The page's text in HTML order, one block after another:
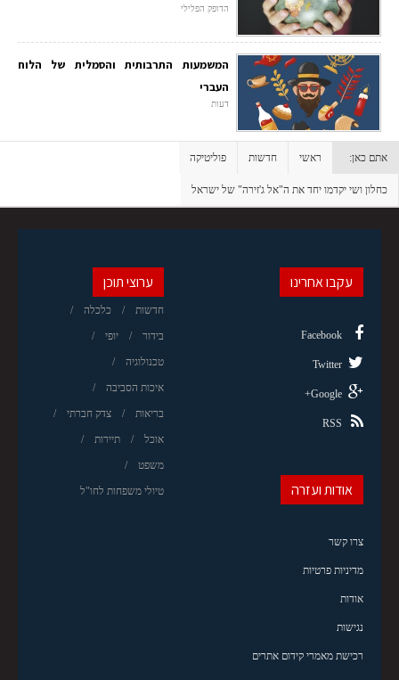
הדופק הפלילי
המשמעות התרבותית והסמלית של הלוח
העברי
דעות
אתם כאן: ראשי חדשות פוליטיקה
כחלון ושי יקדמו יחד את ה"אל ג'זירה" של ישראל
ערוצי תוכן
חדשות כלכלה
בידור יופי
טכנולוגיה
איכות הסביבה
בריאות צדק חברתי
אוכל תיירות
משפט
טיולי משפחות לחו"ל
עקבו אחרינו
Facebook
Twitter
Google+
RSS
אודות ועזרה
צרו קשר
מדיניות פרטיות
אודות
נגישות
רכישת מאמרי קידום אתרים